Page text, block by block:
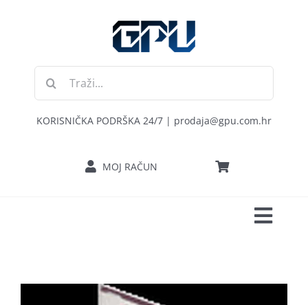
Traži...
KORISNIČKA PODRŠKA 24/7 | prodaja@gpu.com.hr
MOJ RAČUN
RAČUNALA